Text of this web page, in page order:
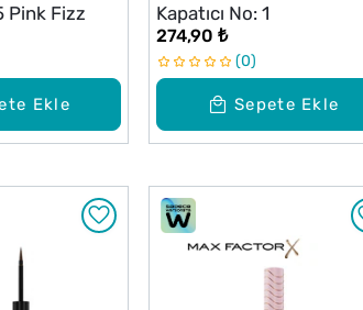
Ekle
Pink Fizz
Sepete Ekle
Kapatıcı No: 1
274,90 ₺
0